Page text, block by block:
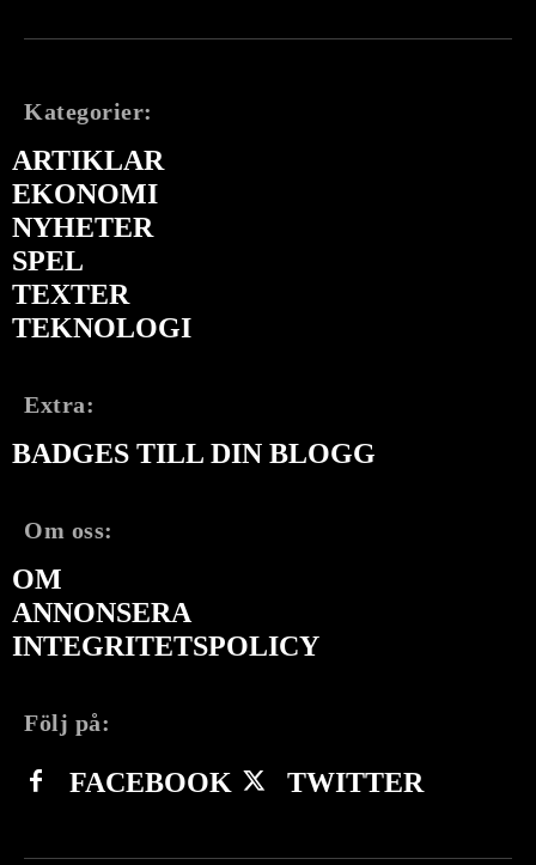
Kategorier:
ARTIKLAR
EKONOMI
NYHETER
SPEL
TEXTER
TEKNOLOGI
Extra:
BADGES TILL DIN BLOGG
Om oss:
OM
ANNONSERA
INTEGRITETSPOLICY
Följ på:
FACEBOOK TWITTER